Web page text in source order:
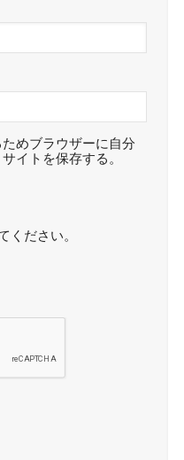
めブラウザーに自分
イトを保存する。
ください。